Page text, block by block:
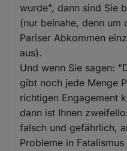
wurde", dann sind Sie
(nur beinahe, denn um
Pariser Abkommen
aus).
Und wenn Sie sagen:
gibt noch jede Menge
richtigen Engagement
dann ist Ihnen
falsch und gefährlich,
Probleme in